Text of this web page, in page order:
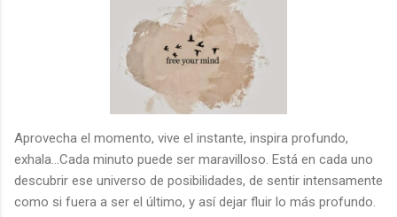
Aprovecha el momento, vive el instante, inspira profundo,
exhala…Cada minuto puede ser maravilloso. Está en cada uno
descubrir ese universo de posibilidades, de sentir intensamente
como si fuera a ser el último, y así dejar fluir lo más profundo.